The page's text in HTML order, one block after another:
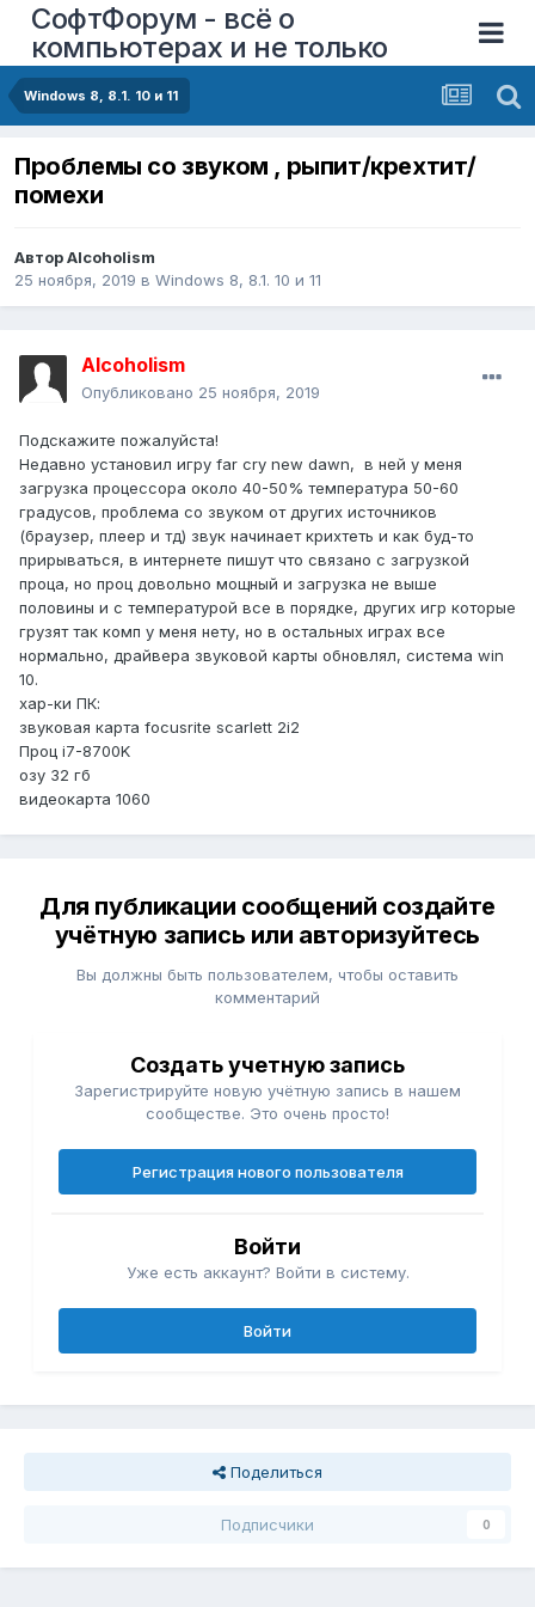
СофтФорум - всё о
компьютерах и не только
Windows 8, 8.1. 10 и 11
Проблемы со звуком , рыпит/крехтит/
помехи
АвторAlcoholism
25 ноября, 2019 в Windows 8, 8.1. 10 и 11
Alcoholism
Опубликовано 25 ноября, 2019
Подскажите пожалуйста!
Недавно установил игру far cry new dawn, в ней у меня
загрузка процессора около 40-50% температура 50-60
градусов, проблема со звуком от других источников
(браузер, плеер и тд) звук начинает крихтеть и как буд-то
прирываться, в интернете пишут что связано с загрузкой
проца, но проц довольно мощный и загрузка не выше
половины и с температурой все в порядке, других игр которые
грузят так комп у меня нету, но в остальных играх все
нормально, драйвера звуковой карты обновлял, система win
10.
хар-ки ПК:
звуковая карта focusrite scarlett 2i2
Проц i7-8700K
озу 32 гб
видеокарта 1060
Для публикации сообщений создайте
учётную запись или авторизуйтесь
Вы должны быть пользователем, чтобы оставить
комментарий
Создать учетную запись
Зарегистрируйте новую учётную запись в нашем
сообществе. Это очень просто!
Регистрация нового пользователя
Войти
Уже есть аккаунт? Войти в систему.
Войти
Поделиться
Подписчики 0